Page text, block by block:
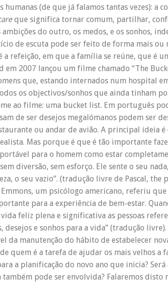
humanas (de que já falamos tantas vezes): a
que significa tornar comum, partilhar,
ambições do outro, os medos, e os sonhos,
de escuta pode ser feito de forma mais
a refeição, em que a família se reúne, que é
em 2007 lançou um filme chamado “The
que, estando internados num hospital
os objectivos/sonhos que ainda tinham
ao filme: uma bucket list. Em português
de ser desejos megalómanos podem ser
ou andar de avião. A principal ideia
Mas porque é que é tão importante
para o homem como estar
diversão, sem esforço. Ele sente o seu
o seu vazio”. (tradução livre de Pascal, the
Emmons, um psicólogo americano, referiu
para a experiência de bem-estar.
feliz plena e significativa as pessoas
desejos e sonhos para a vida” (tradução
da manutenção do hábito de estabelecer
quem é a tarefa de ajudar os mais velhos a
a planificação do novo ano que inicia?
também pode ser envolvida? Falaremos